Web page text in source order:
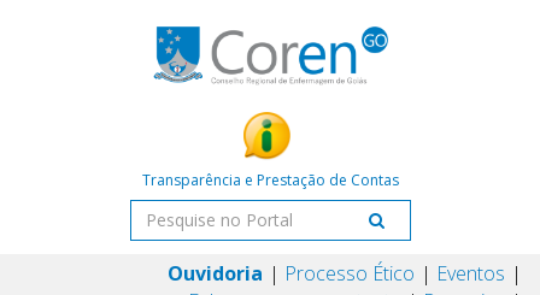
Transparência e Prestação de Contas
Ouvidoria Processo Ético
Eventos